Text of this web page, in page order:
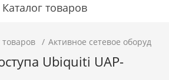
Каталог товаров
товаров Активное сетевое
Ubiquiti UAP-